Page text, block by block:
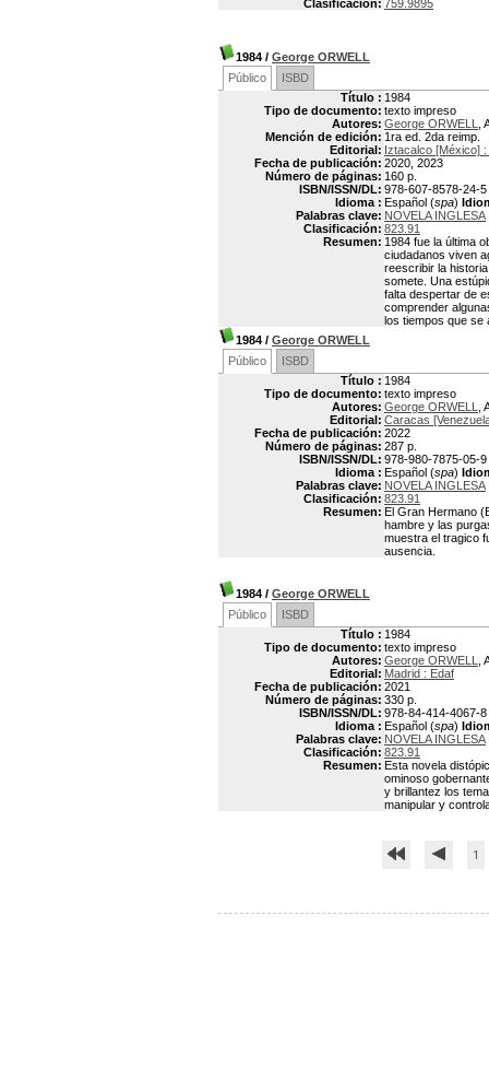
Clasificación: 759.9895
1984 / George ORWELL
Público
ISBD
Título : 1984
Tipo de documento: texto impreso
Autores: George ORWELL
,
Mención de edición: 1ra ed. 2da reimp.
Editorial: Iztacalco [México] :
Fecha de publicación: 2020, 2023
Número de páginas: 160 p.
ISBN/ISSN/DL: 978-607-8578-24-5
Idioma : Español (spa)
Palabras clave: NOVELA INGLESA
Clasificación: 823.91
Resumen: 1984 fue la última
ciudadanos viven
reescribir la
somete. Una
falta despertar de
comprender
los tiempos que se
1984 / George ORWELL
Público
ISBD
Título : 1984
Tipo de documento: texto impreso
Autores: George ORWELL
,
Editorial: Caracas
Fecha de publicación: 2022
Número de páginas: 287 p.
ISBN/ISSN/DL: 978-980-7875-05-9
Idioma : Español (spa)
Palabras clave: NOVELA INGLESA
Clasificación: 823.91
Resumen: El Gran Hermano
hambre y las
muestra el tragico
ausencia.
1984 / George ORWELL
Público
ISBD
Título : 1984
Tipo de documento: texto impreso
Autores: George ORWELL
,
Editorial: Madrid : Edaf
Fecha de publicación: 2021
Número de páginas: 330 p.
ISBN/ISSN/DL: 978-84-414-4067-8
Idioma : Español (spa)
Palabras clave: NOVELA INGLESA
Clasificación: 823.91
Resumen: Esta novela
ominoso
y brillantez los
manipular y
1